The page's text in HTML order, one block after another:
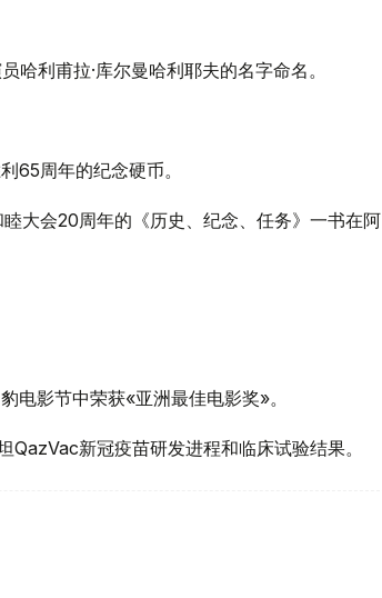
利甫拉·库尔曼哈利耶夫的名字命名。
65周年的纪念硬币。
大会20周年的《历史、纪念、任务》一书在阿
电影节中荣获«亚洲最佳电影奖»。
新冠疫苗研发进程和临床试验结果。